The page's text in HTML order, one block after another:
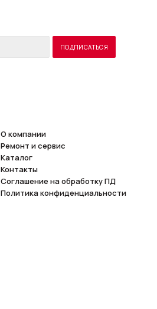
О компании
Ремонт и сервис
Каталог
Контакты
Соглашение на обработку ПД
Политика конфиденциальности